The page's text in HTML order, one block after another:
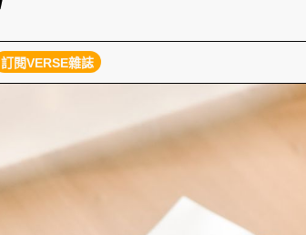
訂閱VERSE雜誌